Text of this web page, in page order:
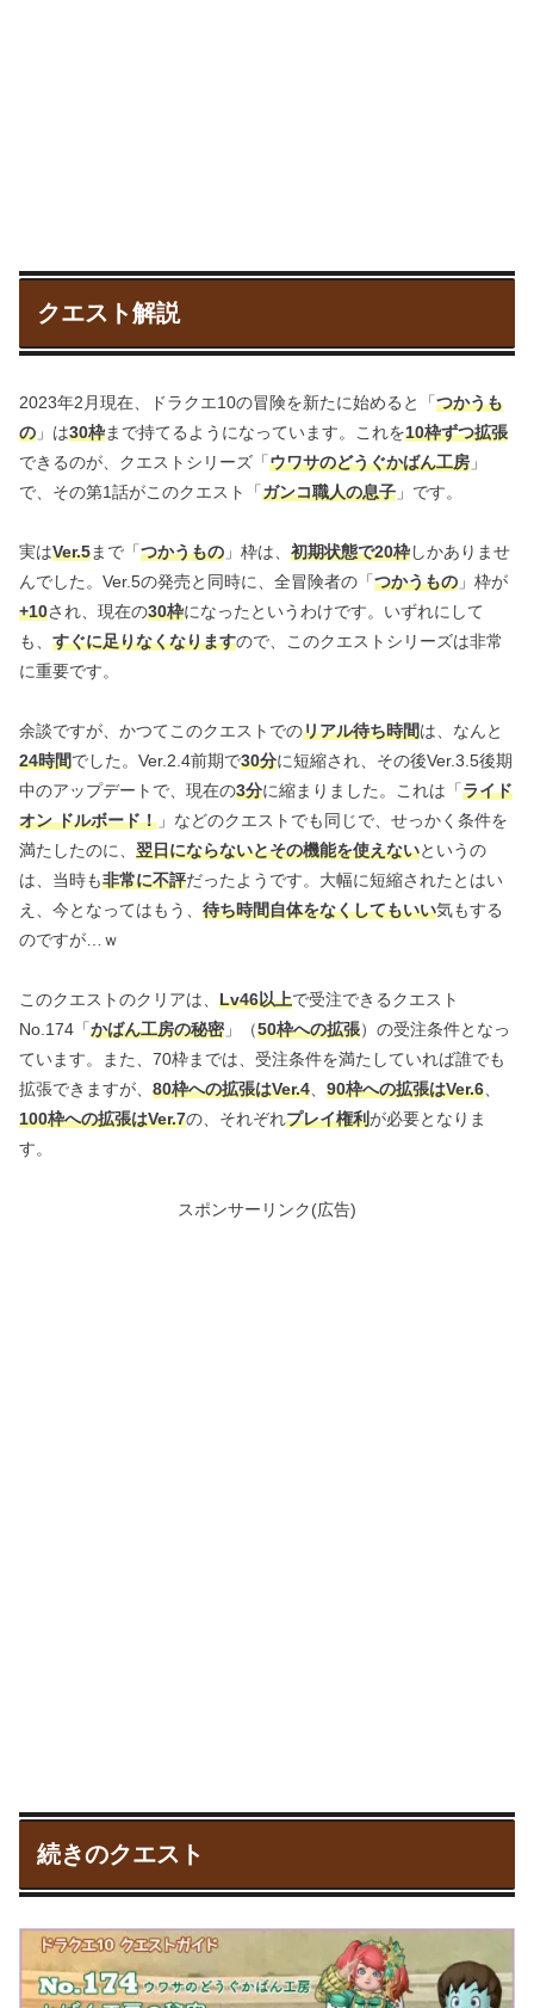
クエスト解説
2023年2月現在、ドラクエ10の冒険を新たに始めると「つかうも
の 」は30枠まで持てるようになっています。これを10枠ずつ拡張
できるのが、クエストシリーズ「ウワサのどうぐかばん工房 」
で、その第1話がこのクエスト「ガンコ職人の息子 」です。
実はVer.5まで「つかうもの 」枠は、 初期状態で20枠しかありませ
んでした。Ver.5の発売と同時に、全冒険者の「つかうもの 」枠が
+10され、現在の30枠になったというわけです。いずれにして
も、 すぐに足りなくなりますので、このクエストシリーズは非常
に重要です。
余談ですが、かつてこのクエストでのリアル待ち時間は、なんと
24時間でした。Ver.2.4前期で30分に短縮され、その後Ver.3.5後期
中のアップデートで、現在の3分に縮まりました。これは「ライド
オン ドルボード！ 」などのクエストでも同じで、せっかく条件を
満たしたのに、 翌日にならないとその機能を使えないというの
は、当時も非常に不評だったようです。大幅に短縮されたとはい
え、今となってはもう、 待ち時間自体をなくしてもいい気もする
のですが…ｗ
このクエストのクリアは、 Lv46以上で受注できるクエスト
No.174「かばん工房の秘密 」（50枠への拡張）の受注条件となっ
ています。また、70枠までは、受注条件を満たしていれば誰でも
拡張できますが、 80枠への拡張はVer.4、 90枠への拡張はVer.6、
100枠への拡張はVer.7の、それぞれプレイ権利が必要となりま
す。
スポンサーリンク(広告)
続きのクエスト